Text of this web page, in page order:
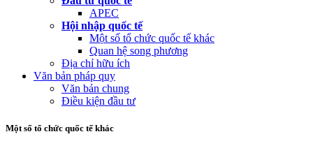
APEC
Hội nhập quốc tế
Một số tổ chức quốc tế khác
Quan hệ song phương
Địa chỉ hữu ích
Văn bản pháp quy
Văn bản chung
Điều kiện đầu tư
Một số tổ chức quốc tế khác